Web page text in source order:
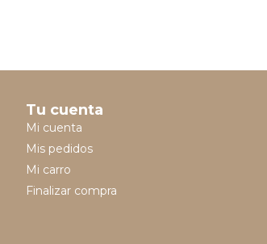
Tu cuenta
Mi cuenta
Mis pedidos
Mi carro
Finalizar compra